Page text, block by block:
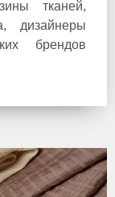
тканей,
дизайнеры
брендов